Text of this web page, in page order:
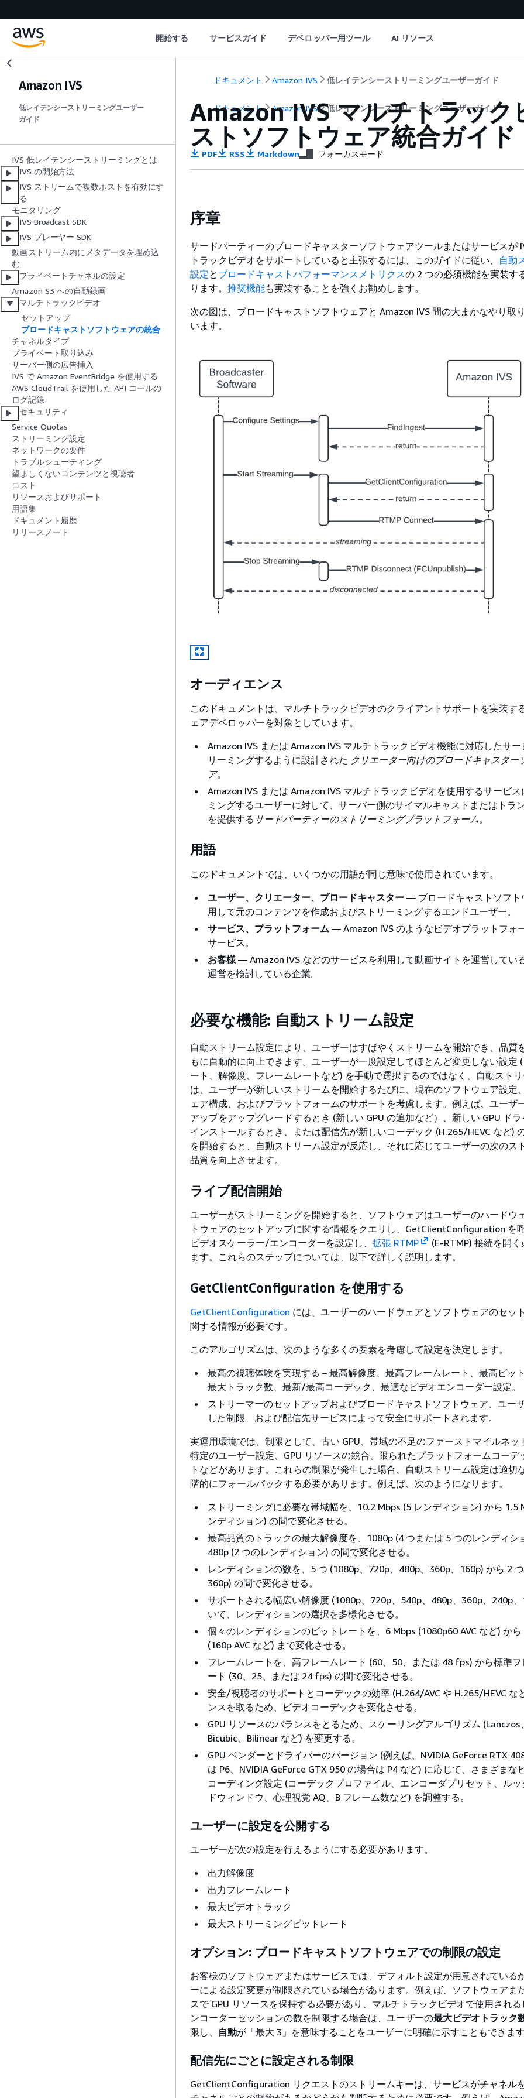
開始する サービスガイド デベロッパー用ツール AI リソース
Amazon IVS
低レイテンシーストリーミングユーザー
ガイド
IVS 低レイテンシーストリーミングとは
IVS の開始方法
IVS ストリームで複数ホストを有効にす
る
モニタリング
IVS Broadcast SDK
IVS プレーヤー SDK
動画ストリーム内にメタデータを埋め込
む
プライベートチャネルの設定
Amazon S3 への自動録画
マルチトラックビデオ
セットアップ
ブロードキャストソフトウェアの統合
チャネルタイプ
プライベート取り込み
サーバー側の広告挿入
IVS で Amazon EventBridge を使用する
AWS CloudTrail を使用した API コールの
ログ記録
セキュリティ
Service Quotas
ストリーミング設定
ネットワークの要件
トラブルシューティング
望ましくないコンテンツと視聴者
コスト
リソースおよびサポート
用語集
ドキュメント履歴
リリースノート
ドキュメント Amazon IVS 低レイテンシーストリーミングユーザーガイド
ドキュメント Amazon IVS 低レイテンシーストリーミングユーザーガイド
Amazon IVS マルチトラック
ストソフトウェア統合ガイド
PDF RSS Markdown フォーカスモード
序章
サードパーティーのブロードキャスターソフトウェアツールまたはサービスが
トラックビデオをサポートしていると主張するには、このガイドに従い、 自動
設定と ブロードキャストパフォーマンスメトリクスの 2 つの必須機能を実装す
ります。 推奨機能も実装することを強くお勧めします。
次の図は、ブロードキャストソフトウェアと Amazon IVS 間の大まかなやり取
います。
オーディエンス
このドキュメントは、マルチトラックビデオのクライアントサポートを実装す
ェアデベロッパーを対象としています。
Amazon IVS または Amazon IVS マルチトラックビデオ機能に対応したサー
リーミングするように設計された クリエーター向けのブロードキャスター
ア。
Amazon IVS または Amazon IVS マルチトラックビデオを使用するサービ
ミングするユーザーに対して、サーバー側のサイマルキャストまたはトラ
を提供する サードパーティーのストリーミングプラットフォーム。
用語
このドキュメントでは、いくつかの用語が同じ意味で使用されています。
ユーザー、クリエーター、ブロードキャスター — ブロードキャストソフト
用して元のコンテンツを作成およびストリーミングするエンドユーザー。
サービス、プラットフォーム — Amazon IVS のようなビデオプラットフォ
サービス。
お客様 — Amazon IVS などのサービスを利用して動画サイトを運営してい
運営を検討している企業。
必要な機能: 自動ストリーム設定
自動ストリーム設定により、ユーザーはすばやくストリームを開始でき、品質
もに自動的に向上できます。ユーザーが一度設定してほとんど変更しない設定
ート、解像度、フレームレートなど) を手動で選択するのではなく、自動スト
は、ユーザーが新しいストリームを開始するたびに、現在のソフトウェア設定
ェア構成、およびプラットフォームのサポートを考慮します。例えば、ユーザ
アップをアップグレードするとき (新しい GPU の追加など）、新しい GPU ド
インストールするとき、または配信先が新しいコーデック (H.265/HEVC など)
を開始すると、自動ストリーム設定が反応し、それに応じてユーザーの次のス
品質を向上させます。
ライブ配信開始
ユーザーがストリーミングを開始すると、ソフトウェアはユーザーのハードウ
トウェアのセットアップに関する情報をクエリし、GetClientConfiguration を呼
ビデオスケーラー/エンコーダーを設定し、 拡張 RTMP
(E-RTMP) 接続を開く
ます。これらのステップについては、以下で詳しく説明します。
GetClientConfiguration を使用する
GetClientConfiguration には、ユーザーのハードウェアとソフトウェアのセッ
関する情報が必要です。
このアルゴリズムは、次のような多くの要素を考慮して設定を決定します。
最高の視聴体験を実現する – 最高解像度、最高フレームレート、最高ビット
最大トラック数、最新/最高コーデック、最適なビデオエンコーダー設定。
ストリーマーのセットアップおよびブロードキャストソフトウェア、ユー
した制限、および配信先サービスによって安全にサポートされます。
実運用環境では、制限として、古い GPU、帯域の不足のファーストマイルネッ
特定のユーザー設定、GPU リソースの競合、限られたプラットフォームコーデ
トなどがあります。これらの制限が発生した場合、自動ストリーム設定は適切
階的にフォールバックする必要があります。例えば、次のようになります。
ストリーミングに必要な帯域幅を、10.2 Mbps (5 レンディション) から 1.5
ンディション) の間で変化させる。
最高品質のトラックの最大解像度を、1080p (4 つまたは 5 つのレンディシ
480p (2 つのレンディション) の間で変化させる。
レンディションの数を、5 つ (1080p、720p、480p、360p、160p) から 2 つ
360p) の間で変化させる。
サポートされる幅広い解像度 (1080p、720p、540p、480p、360p、240p
いて、レンディションの選択を多様化させる。
個々のレンディションのビットレートを、6 Mbps (1080p60 AVC など) から
(160p AVC など) まで変化させる。
フレームレートを、高フレームレート (60、50、または 48 fps) から標準フ
ート (30、25、または 24 fps) の間で変化させる。
安全/視聴者のサポートとコーデックの効率 (H.264/AVC や H.265/HEVC な
ンスを取るため、ビデオコーデックを変化させる。
GPU リソースのバランスをとるため、スケーリングアルゴリズム (Lanczos、
Bicubic、Bilinear など) を変更する。
GPU ベンダーとドライバーのバージョン (例えば、NVIDIA GeForce RTX
は P6、NVIDIA GeForce GTX 950 の場合は P4 など) に応じて、さまざまな
コーディング設定 (コーデックプロファイル、エンコーダプリセット、ルッ
ドウィンドウ、心理視覚 AQ、B フレーム数など) を調整する。
ユーザーに設定を公開する
ユーザーが次の設定を行えるようにする必要があります。
出力解像度
出力フレームレート
最大ビデオトラック
最大ストリーミングビットレート
オプション: ブロードキャストソフトウェアでの制限の設定
お客様のソフトウェアまたはサービスでは、デフォルト設定が用意されている
ーによる設定変更が制限されている場合があります。例えば、ソフトウェアま
スで GPU リソースを保持する必要があり、マルチトラックビデオで使用され
ンコーダーセッションの数を制限する場合は、ユーザーの最大ビデオトラック
限し、 自動が「最大 3」を意味することをユーザーに明確に示すこともできます
配信先にごとに設定される制限
GetClientConfiguration リクエストのストリームキーは、サービスがチャネルを